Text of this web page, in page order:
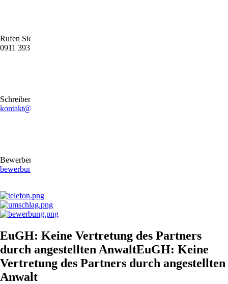
Rufen Sie uns gerne an
0911 39372790
Schreiben Sie uns gerne eine E-Mail
kontakt@stb-becker-zeiler.de
Bewerben Sie sich online oder per E-Mail
bewerbung@stb-becker-zeiler.de
EuGH: Keine Vertretung des Partners
durch angestellten AnwaltEuGH: Keine
Vertretung des Partners durch angestellten
Anwalt